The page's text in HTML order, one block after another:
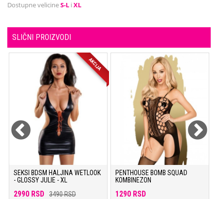
Dostupne velicineS-L i XL
SLIČNI PROIZVODI
AKCIJA
SEKSI BDSM HALJINA WETLOOK
- GLOSSY JULIE - XL
2990 RSD 3490 RSD
PENTHOUSE BOMB SQUAD
KOMBINEZON
1290 RSD